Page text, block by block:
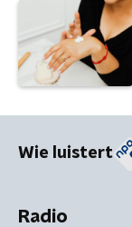
Wie luistert
Radio